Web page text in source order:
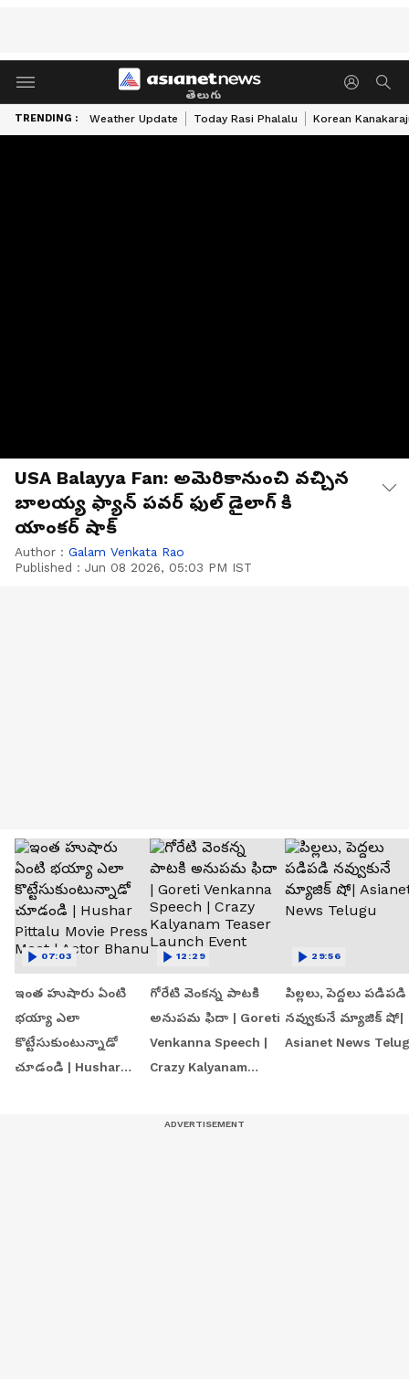
తెలుగు
TRENDING : Weather Update Today Rasi Phalalu Korean
USA Balayya Fan: అమెరికానుంచి వచ్చిన
బాలయ్య ఫ్యాన్ పవర్ ఫుల్ డైలాగ్ కి
యాంకర్ షాక్
Author : Galam Venkata Rao
Published : Jun 08 2026, 05:03 PM IST
ఇంత హుషారు ఏంటి
భయ్యా ఎలా
కొట్టేసుకుంటున్నాడో
చూడండి | Hushar
07:03
గోరేటి వెంకన్న పాటకి
అనుపమ ఫిదా | Goreti
Venkanna Speech |
Crazy Kalyanam
12:29
పిల్లలు, పెద్దలు పడిపడి
నవ్వుకునే మ్యాజిక్ షో|
Asianet News
29:56